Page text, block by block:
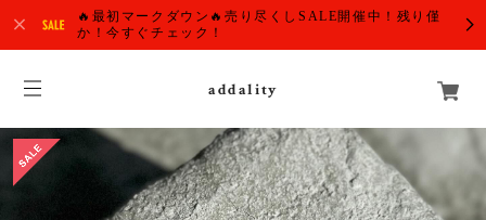
🔥最初マークダウン🔥売り尽くしSALE開催中！残り僅
か！今すぐチェック！
addality